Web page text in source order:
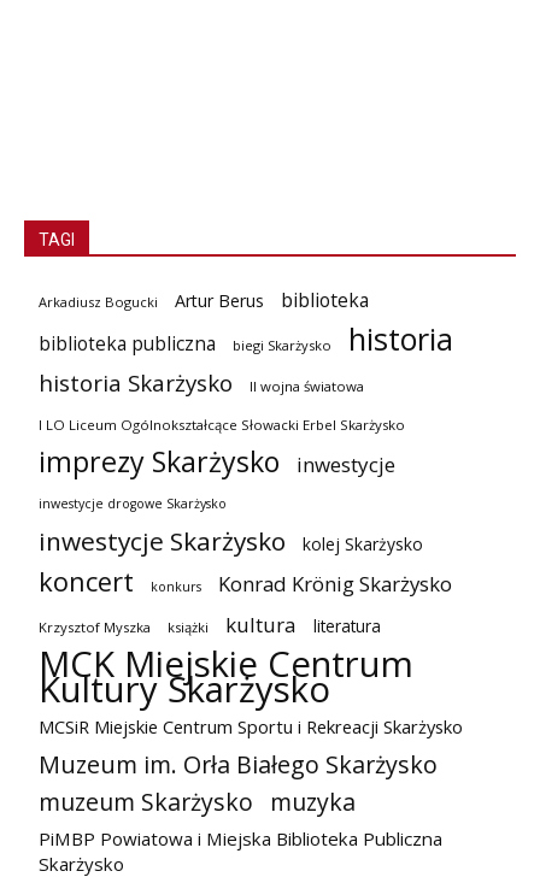
TAGI
Arkadiusz Bogucki Artur Berus
biblioteka
biblioteka publiczna
biegi Skarżysko historia
historia Skarżysko II wojna światowa
I LO Liceum Ogólnokształcące Słowacki Erbel Skarżysko
imprezy Skarżysko inwestycje
inwestycje drogowe Skarżysko
inwestycje Skarżysko kolej Skarżysko
koncert konkurs Konrad Krönig Skarżysko
Krzysztof Myszka książki kultura literatura
MCK Miejskie Centrum
Kultury Skarżysko
MCSiR Miejskie Centrum Sportu i Rekreacji Skarżysko
Muzeum im. Orła Białego Skarżysko
muzeum Skarżysko
muzyka
PiMBP Powiatowa i Miejska Biblioteka Publiczna
Skarżysko